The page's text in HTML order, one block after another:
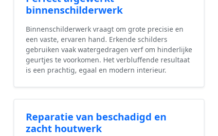
binnenschilderwerk
Binnenschilderwerk vraagt om grote precisie en
een vaste, ervaren hand. Erkende schilders
gebruiken vaak watergedragen verf om hinderlijke
geurtjes te voorkomen. Het verbluffende resultaat
is een prachtig, egaal en modern interieur.
Reparatie van beschadigd en
zacht houtwerk